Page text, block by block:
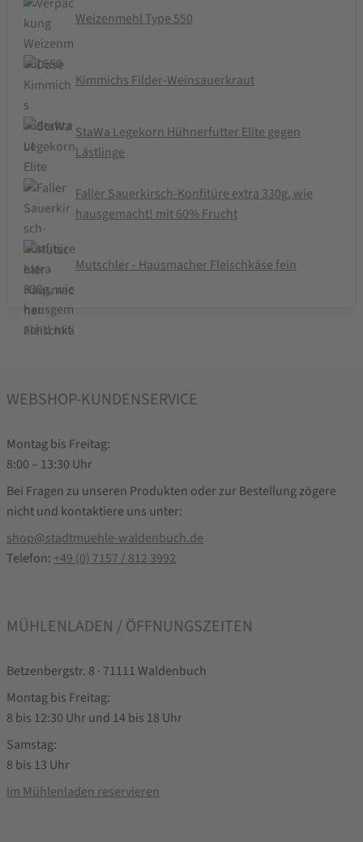
Weizenmehl Type 550
Kimmichs Filder-Weinsauerkraut
StaWa Legekorn Hühnerfutter Elite gegen
Lästlinge
Faller Sauerkirsch-Konfitüre extra 330g, wie
hausgemacht! mit 60% Frucht
Mutschler - Hausmacher Fleischkäse fein
WEBSHOP-KUNDENSERVICE
Montag bis Freitag:
8:00 – 13:30 Uhr
Bei Fragen zu unseren Produkten oder zur Bestellung zögere
nicht und kontaktiere uns unter:
shop@stadtmuehle-waldenbuch.de
Telefon: +49 (0) 7157 / 812 3992
MÜHLENLADEN / ÖFFNUNGSZEITEN
Betzenbergstr. 8 · 71111 Waldenbuch
Montag bis Freitag:
8 bis 12:30 Uhr und 14 bis 18 Uhr
Samstag:
8 bis 13 Uhr
Im Mühlenladen reservieren